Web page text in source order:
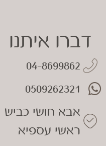
דברו איתנו
04-8699862
0509262321
אבא חושי כביש
ראשי עספיא